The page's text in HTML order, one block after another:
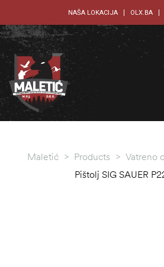
NAŠA LOKACIJA OLX.BA
Maletić > Products > Vatreno
Pištolj SIG SAUER